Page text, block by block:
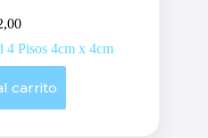
4 Pisos 4cm x 4cm
carrito